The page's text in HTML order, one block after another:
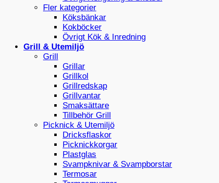
Fler kategorier
Köksbänkar
Kokböcker
Övrigt Kök & Inredning
Grill & Utemiljö
Grill
Grillar
Grillkol
Grillredskap
Grillvantar
Smaksättare
Tillbehör Grill
Picknick & Utemiljö
Dricksflaskor
Picknickkorgar
Plastglas
Svampknivar & Svampborstar
Termosar